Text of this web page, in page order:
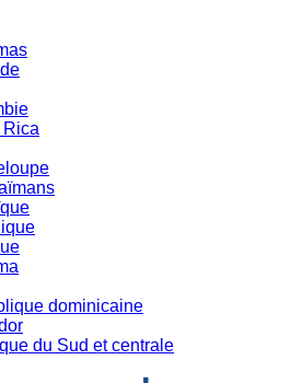
Rica
dominicaine
du Sud et centrale